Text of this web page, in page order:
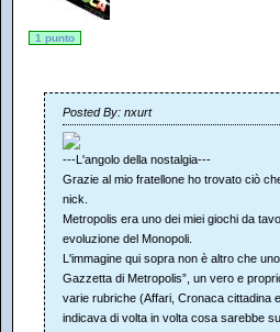
1 punto
Posted By: nxurt
---L'angolo della nostalgia---
Grazie al mio fratellone ho trovato ciò
nick.
Metropolis era uno dei miei giochi da
evoluzione del Monopoli.
L'immagine qui sopra non è altro che
Gazzetta di Metropolis”, un vero e
varie rubriche (Affari, Cronaca cittadina
indicava di volta in volta cosa sarebbe